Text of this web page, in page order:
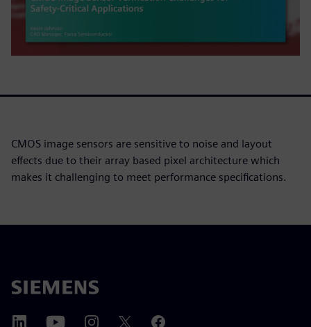
CMOS image sensors are sensitive to noise and layout
effects due to their array based pixel architecture which
makes it challenging to meet performance specifications.